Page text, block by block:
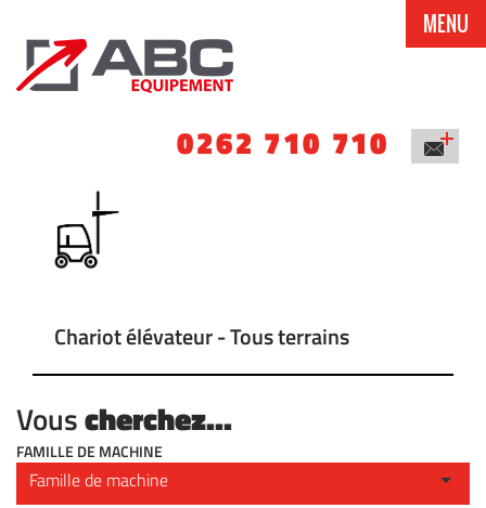
0262 710 710
MENU
Chariot élévateur - Tous terrains
Vouscherchez...
FAMILLE DE MACHINE